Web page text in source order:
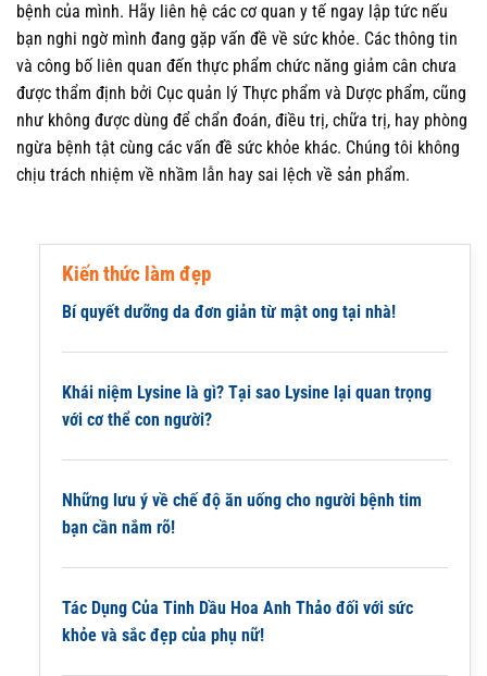
bệnh của mình. Hãy liên hệ các cơ quan y tế ngay lập tức nếu
bạn nghi ngờ mình đang gặp vấn đề về sức khỏe. Các thông tin
và công bố liên quan đến thực phẩm chức năng giảm cân chưa
được thẩm định bởi Cục quản lý Thực phẩm và Dược phẩm, cũng
như không được dùng để chẩn đoán, điều trị, chữa trị, hay phòng
ngừa bệnh tật cùng các vấn đề sức khỏe khác. Chúng tôi không
chịu trách nhiệm về nhầm lẫn hay sai lệch về sản phẩm.
Kiến thức làm đẹp
Bí quyết dưỡng da đơn giản từ mật ong tại nhà!
Khái niệm Lysine là gì? Tại sao Lysine lại quan trọng
với cơ thể con người?
Những lưu ý về chế độ ăn uống cho người bệnh tim
bạn cần nắm rõ!
Tác Dụng Của Tinh Dầu Hoa Anh Thảo đối với sức
khỏe và sắc đẹp của phụ nữ!